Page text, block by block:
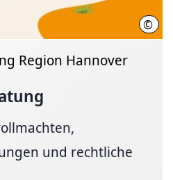
©
Region Hannover
und rechtliche